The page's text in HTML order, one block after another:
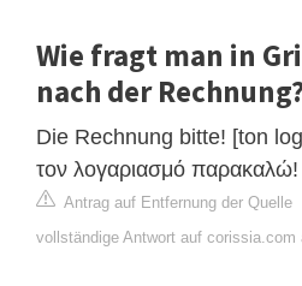
Wie fragt man in
nach der
Die Rechnung bitte! [ton
τον λογαριασμό παρακαλώ!
Antrag auf Entfernung der Quelle
vollständige Antwort auf corissia.com